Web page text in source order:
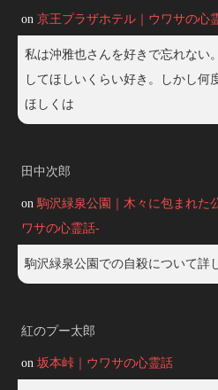
on 京王プラザホテル｜ウワサの心
私は沖雅也さんを好きで忘れない
してほしいくらい好き。しかし何
ほしくは
田中次郎
on 駒沢緑泉公園｜木々に包まれた
ワサの心霊話-
駒沢緑泉公園での自殺について詳
紅のプー太郎
on 坂本峠｜ウワサの心霊話